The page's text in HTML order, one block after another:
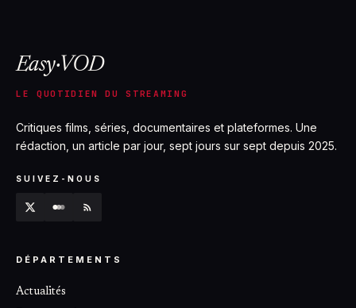
Easy·VOD
LE QUOTIDIEN DU STREAMING
Critiques films, séries, documentaires et plateformes. Une
rédaction, un article par jour, sept jours sur sept depuis 2025.
SUIVEZ-NOUS
DÉPARTEMENTS
Actualités